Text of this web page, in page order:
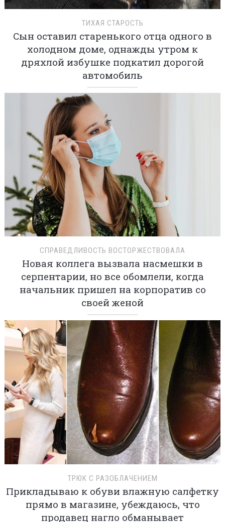
ТИХАЯ СТАРОСТЬ
Сын оставил старенького отца одного в
холодном доме, однажды утром к
дряхлой избушке подкатил дорогой
автомобиль
СПРАВЕДЛИВОСТЬ ВОСТОРЖЕСТВОВАЛА
Новая коллега вызвала насмешки в
серпентарии, но все обомлели, когда
начальник пришел на корпоратив со
своей женой
ТРЮК С РАЗОБЛАЧЕНИЕМ
Прикладываю к обуви влажную салфетку
прямо в магазине, убеждаюсь, что
продавец нагло обманывает